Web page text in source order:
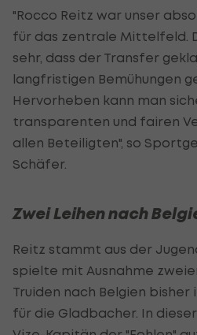
"Rocco Reitz war unser
für das zentrale Mittelfeld.
sehr, dass der Transfer
langfristigen Bemühungen
Hervorheben kann man
transparenten und fairen
allen Beteiligten", so
Schäfer.
Zwei Leihen nach
Reitz stammt aus der
spielte mit Ausnahme
Truiden nach Belgien bisher
für die Gladbacher. In